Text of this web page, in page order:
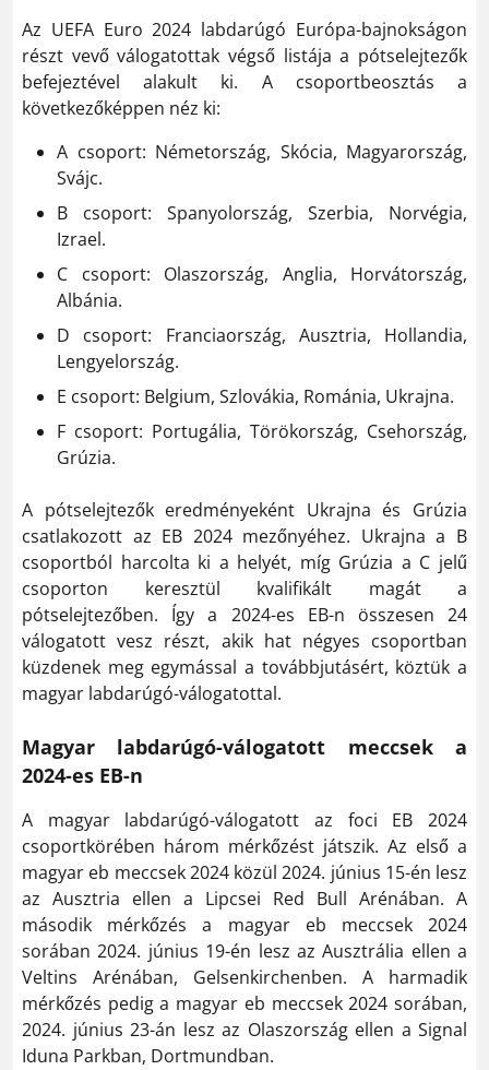
Az UEFA Euro 2024 labdarúgó Európa-bajnokságon
részt vevő válogatottak végső listája a pótselejtezők
befejeztével alakult ki. A csoportbeosztás a
következőképpen néz ki:
A csoport: Németország, Skócia, Magyarország,
Svájc.
B csoport: Spanyolország, Szerbia, Norvégia,
Izrael.
C csoport: Olaszország, Anglia, Horvátország,
Albánia.
D csoport: Franciaország, Ausztria, Hollandia,
Lengyelország.
E csoport: Belgium, Szlovákia, Románia, Ukrajna.
F csoport: Portugália, Törökország, Csehország,
Grúzia.
A pótselejtezők eredményeként Ukrajna és Grúzia
csatlakozott az EB 2024 mezőnyéhez. Ukrajna a B
csoportból harcolta ki a helyét, míg Grúzia a C jelű
csoporton keresztül kvalifikált magát a
pótselejtezőben. Így a 2024-es EB-n összesen 24
válogatott vesz részt, akik hat négyes csoportban
küzdenek meg egymással a továbbjutásért, köztük a
magyar labdarúgó-válogatottal.
Magyar labdarúgó-válogatott meccsek a
2024-es EB-n
A magyar labdarúgó-válogatott az foci EB 2024
csoportkörében három mérkőzést játszik. Az első a
magyar eb meccsek 2024 közül 2024. június 15-én lesz
az Ausztria ellen a Lipcsei Red Bull Arénában. A
második mérkőzés a magyar eb meccsek 2024
sorában 2024. június 19-én lesz az Ausztrália ellen a
Veltins Arénában, Gelsenkirchenben. A harmadik
mérkőzés pedig a magyar eb meccsek 2024 sorában,
2024. június 23-án lesz az Olaszország ellen a Signal
Iduna Parkban, Dortmundban​.